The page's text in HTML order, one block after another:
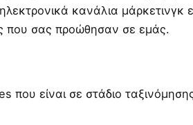
κανάλια μάρκετινγκ
που σας προώθησαν σε εμάς.
που είναι σε στάδιο